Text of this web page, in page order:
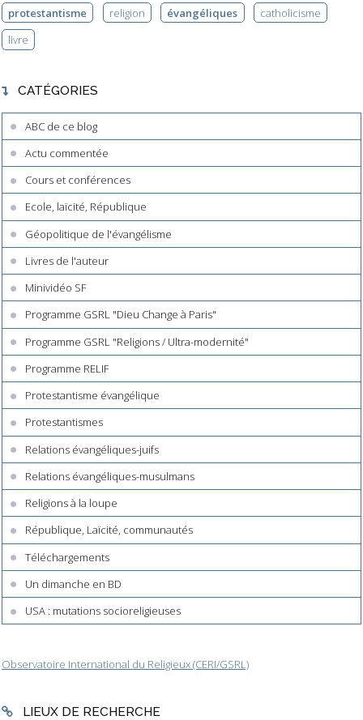
protestantisme
religion évangéliques
catholicisme
livre
CATÉGORIES
ABC de ce blog
Actu commentée
Cours et conférences
Ecole, laïcité, République
Géopolitique de l'évangélisme
Livres de l'auteur
Minividéo SF
Programme GSRL "Dieu Change à Paris"
Programme GSRL "Religions / Ultra-modernité"
Programme RELIF
Protestantisme évangélique
Protestantismes
Relations évangéliques-juifs
Relations évangéliques-musulmans
Religions à la loupe
République, Laïcité, communautés
Téléchargements
Un dimanche en BD
USA : mutations socioreligieuses
Observatoire International du Religieux (CERI/GSRL)
LIEUX DE RECHERCHE